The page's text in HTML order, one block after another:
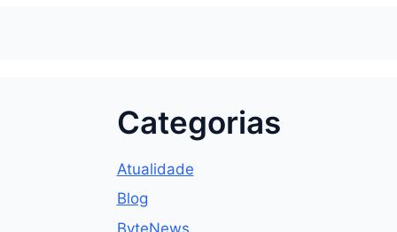
Categorias
Atualidade
Blog
ByteNews